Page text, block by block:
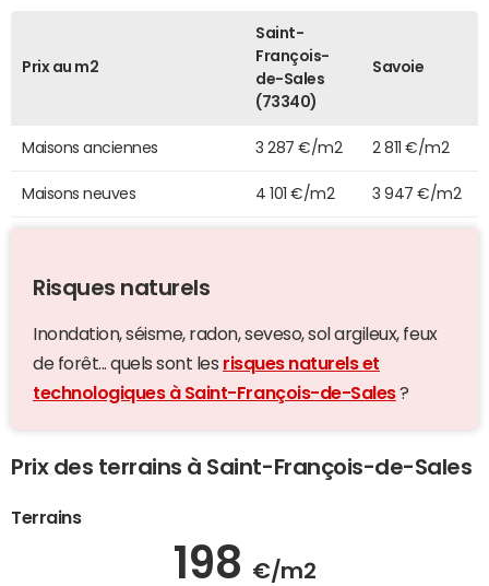
Prix au m2
Saint-
François-
de-Sales
(73340)
Savoie
Maisons anciennes 3 287 €/m2 2 811 €/m2
Maisons neuves 4 101 €/m2 3 947 €/m2
Risques naturels
Inondation, séisme, radon, seveso, sol argileux, feux
de forêt... quels sont les risques naturels et
technologiques à Saint-François-de-Sales?
Prix des terrains à Saint-François-de-Sales
Terrains
198 €/m2